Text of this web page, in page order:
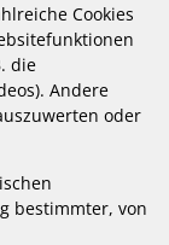
Cookies
die
Andere
oder
bestimmter, von